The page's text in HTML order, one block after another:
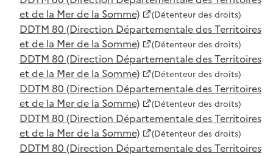
et de la Mer de la Somme)
(Détenteur des droits)
DDTM 80 (Direction Départementale des Territoires
et de la Mer de la Somme)
(Détenteur des droits)
DDTM 80 (Direction Départementale des Territoires
et de la Mer de la Somme)
(Détenteur des droits)
DDTM 80 (Direction Départementale des Territoires
et de la Mer de la Somme)
(Détenteur des droits)
DDTM 80 (Direction Départementale des Territoires
et de la Mer de la Somme)
(Détenteur des droits)
DDTM 80 (Direction Départementale des Territoires